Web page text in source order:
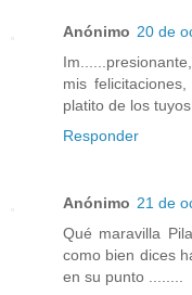
Anónimo 20 de
mis
platito de los
Responder
Anónimo 21 de
Qué maravilla
como bien dices
en su punto ........